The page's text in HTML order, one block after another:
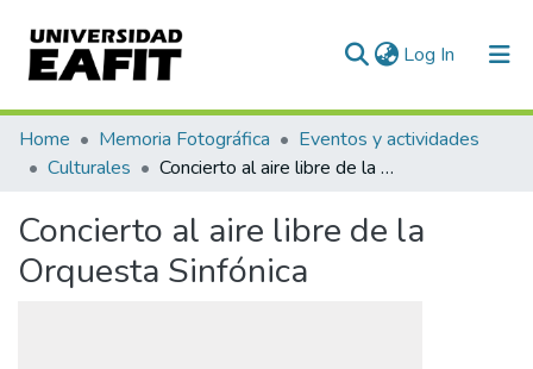
Log In (current)
Communities & Collections
All of DSpace
Statistics
Home Memoria Fotográfica
Eventos y actividades
Culturales
Concierto al aire libre de la Orquesta Sinfónica
Concierto al aire libre de la
Orquesta Sinfónica